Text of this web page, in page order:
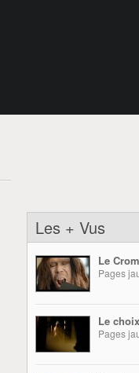
Les + Vus
Le
Pages
Le choix
Pages